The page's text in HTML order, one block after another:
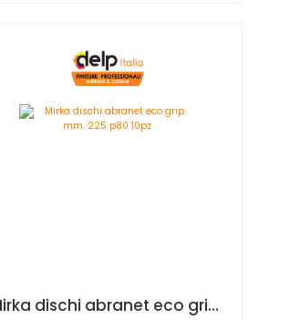
Mirka dischi abranet eco grip mm. 225 p80 10pz